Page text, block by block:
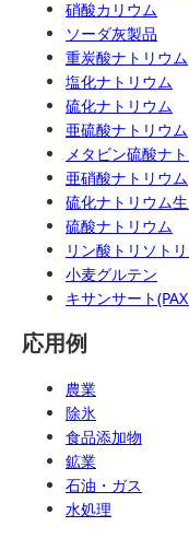
硝酸カリウム
ソーダ灰製品
重炭酸ナトリウム
塩化ナトリウム
硫化ナトリウム
亜硫酸ナトリウム
メタビン硫酸ナ
亜硝酸ナトリウム
硫化ナトリウム
硫酸ナトリウム
リン酸トリソト
小麦グルテン
キサンサート
応用例
農業
除氷
食品添加物
鉱業
石油・ガス
水処理